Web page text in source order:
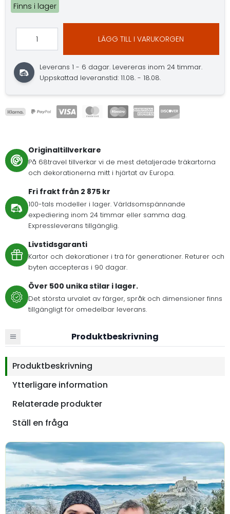
Finns i lager
LÄGG TILL I VARUKORGEN
Leverans 1 - 6 dagar. Levereras inom 24 timmar.
Uppskattad leveranstid: 11.08. - 18.08.
Originaltillverkare
På 68travel tillverkar vi de mest detaljerade träkartorna
och dekorationerna mitt i hjärtat av Europa.
Fri frakt från 2 875 kr
100-tals modeller i lager. Världsomspännande
expediering inom 24 timmar eller samma dag.
Expressleverans tillgänglig.
Livstidsgaranti
Kartor och dekorationer i trä för generationer. Returer och
byten accepteras i 90 dagar.
Över 500 unika stilar i lager.
Det största urvalet av färger, språk och dimensioner finns
tillgängligt för omedelbar leverans.
Produktbeskrivning
Produktbeskrivning
Ytterligare information
Relaterade produkter
Ställ en fråga